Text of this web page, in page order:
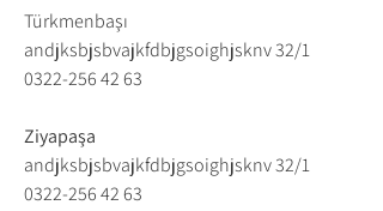
Türkmenbaşı
andjksbjsbvajkfdbjgsoighjsknv 32/1
0322-256 42 63
Ziyapaşa
andjksbjsbvajkfdbjgsoighjsknv 32/1
0322-256 42 63